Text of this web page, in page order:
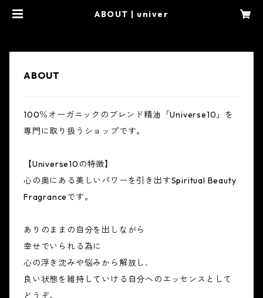
ABOUT | univer
ABOUT
100％オーガニックのブレンド精油「Universe10」を
専門に取り扱うショップです。
【Universe10の特徴】
心の奥にある美しいパワーを引き出すSpiritual Beauty
Fragranceです。
ありのままの自分を出しながら
幸せでいられる為に
心の浮き沈みや悩みから解放し、
良い状態を維持していける自分へのエッセンスとして
どうぞ。